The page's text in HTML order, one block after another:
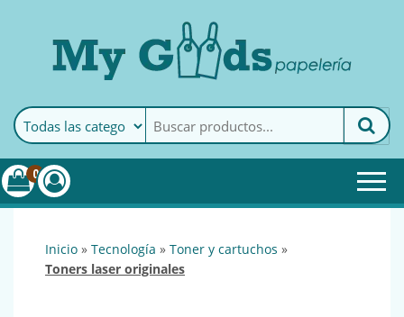
MyGoods · PapeleríaMy Goods es tu papelería
online de confianza. Podrás
encontrar todo lo necesario
0
inicio » tecnología » toner y cartuchos »
toners laser originales